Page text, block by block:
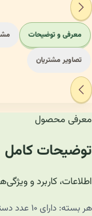
معرفی و توضیحات
تصاویر مشتریان
معرفی محصول
توضیحات کامل
اطلاعات، کاربرد و
هر بسته: دارای ۱۰ عدد دستمال مرطوب ✨